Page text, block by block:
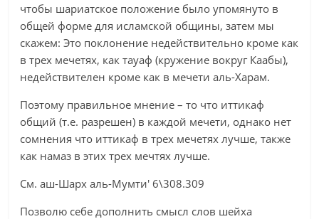
чтобы шариатское положение было упомянуто в
общей форме для исламской общины, затем мы
скажем: Это поклонение недействительно кроме как
в трех мечетях, как тауаф (кружение вокруг Каабы),
недействителен кроме как в мечети аль-Харам.
Поэтому правильное мнение – то что иттикаф
общий (т.е. разрешен) в каждой мечети, однако нет
сомнения что иттикаф в трех мечетях лучше, также
как намаз в этих трех мечтях лучше.
См. аш-Шарх аль-Мумти' 6\308.309
Позволю себе дополнить смысл слов шейха